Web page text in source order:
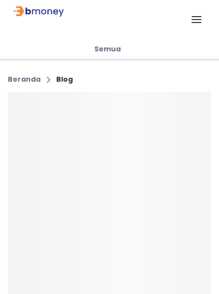
Semua
Beranda Blog